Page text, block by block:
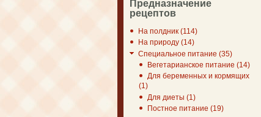
Предназначение
рецептов
На полдник (114)
На природу (14)
Специальное питание (35)
Вегетарианское питание (14)
Для беременных и кормящих
(1)
Для диеты (1)
Постное питание (19)